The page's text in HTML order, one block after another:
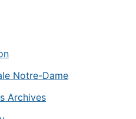
Notre-Dame
Archives